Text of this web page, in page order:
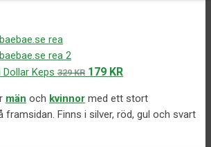
Dollar Keps 329KR Det
priset
var:
179 KRDet
priset
är:
män och kvinnor med ett stort
framsidan. Finns i silver, röd, gul och svart